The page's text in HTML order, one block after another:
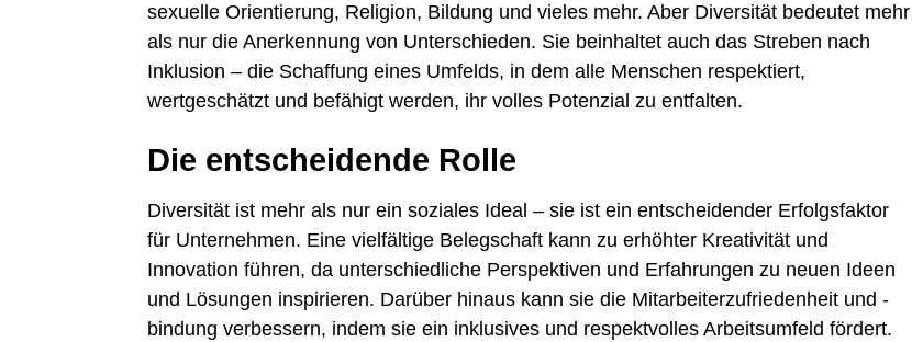
sexuelle Orientierung, Religion, Bildung und vieles mehr. Aber Diversität bedeutet mehr
als nur die Anerkennung von Unterschieden. Sie beinhaltet auch das Streben nach
Inklusion – die Schaffung eines Umfelds, in dem alle Menschen respektiert,
wertgeschätzt und befähigt werden, ihr volles Potenzial zu entfalten.
Die entscheidende Rolle
Diversität ist mehr als nur ein soziales Ideal – sie ist ein entscheidender Erfolgsfaktor
für Unternehmen. Eine vielfältige Belegschaft kann zu erhöhter Kreativität und
Innovation führen, da unterschiedliche Perspektiven und Erfahrungen zu neuen Ideen
und Lösungen inspirieren. Darüber hinaus kann sie die Mitarbeiterzufriedenheit und -
bindung verbessern, indem sie ein inklusives und respektvolles Arbeitsumfeld fördert.